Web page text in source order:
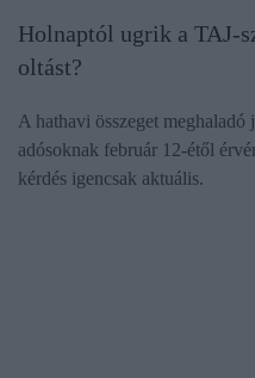
Holnaptól ugrik a TAJ-
oltást?
A hathavi összeget
adósoknak február 12-étől
kérdés igencsak aktuális.